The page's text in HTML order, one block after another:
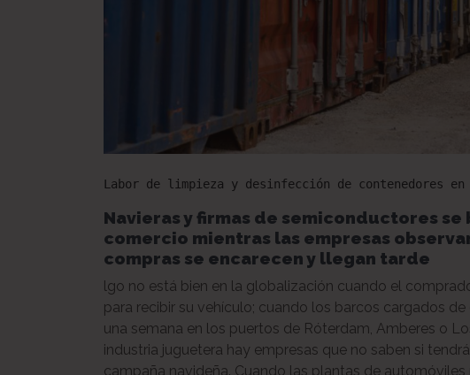
Labor de limpieza y desinfección de contenedores
Navieras y firmas de semiconductores
comercio mientras las empresas
compras se encarecen y llegan tarde
lgo no está bien en la globalización cuando el
para recibir su vehículo; cuando los barcos cargados
una semana en los puertos de Róterdam, Amberes o
industria juguetera hay empresas que no saben si
campaña navideña. Cuando las plantas de